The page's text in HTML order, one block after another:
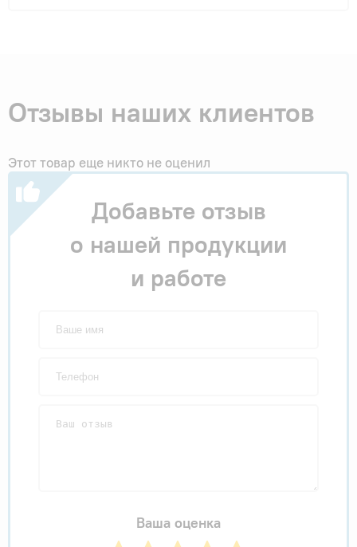
Отзывы наших клиентов
Этот товар еще никто не оценил
Добавьте отзыв
о нашей продукции
и работе
Ваша оценка